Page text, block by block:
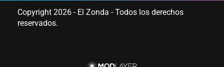
Copyright 2026 - El Zonda - Todos los derechos
reservados.